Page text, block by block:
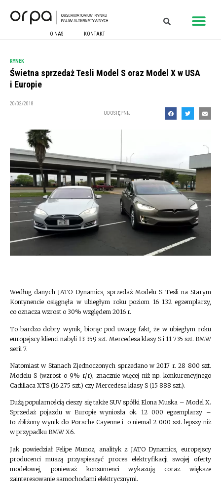
O NAS KONTAKT
RYNEK
Świetna sprzedaż Tesli Model S oraz Model X w USA
i Europie
20/02/2018
UDOSTĘPNIJ
Według danych JATO Dynamics, sprzedaż Modelu S Tesli na Starym
Kontynencie osiągnęła w ubiegłym roku poziom 16 132 egzemplarzy,
co oznacza wzrost o 30% względem 2016 r.
To bardzo dobry wynik, biorąc pod uwagę fakt, że w ubiegłym roku
europejscy klienci nabyli 13 359 szt. Mercedesa klasy S i 11 735 szt. BMW
serii 7.
Natomiast w Stanach Zjednoczonych sprzedano w 2017 r. 28 800 szt.
Modelu S (wzrost o 9% r/r), znacznie więcej niż np. konkurencyjnego
Cadillaca XTS (16 275 szt.) czy Mercedesa klasy S (15 888 szt.).
Dużą popularnością cieszy się także SUV spółki Elona Muska – Model X.
Sprzedaż pojazdu w Europie wyniosła ok. 12 000 egzemplarzy –
to zbliżony wynik do Porsche Cayenne i o niemal 2 000 szt. lepszy niż
w przypadku BMW X6.
Jak powiedział Felipe Munoz, analityk z JATO Dynamics, europejscy
producenci muszą przyspieszyć proces elektryfikacji swojej oferty
modelowej, ponieważ konsumenci wykazują coraz większe
zainteresowanie samochodami elektrycznymi.